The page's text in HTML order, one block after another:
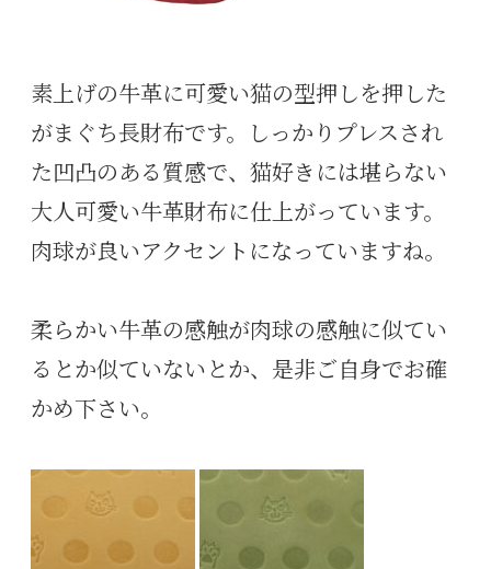
素上げの牛革に可愛い猫の型押しを押した
がまぐち長財布です。しっかりプレスされ
た凹凸のある質感で、猫好きには堪らない
大人可愛い牛革財布に仕上がっています。
肉球が良いアクセントになっていますね。
柔らかい牛革の感触が肉球の感触に似てい
るとか似ていないとか、是非ご自身でお確
かめ下さい。